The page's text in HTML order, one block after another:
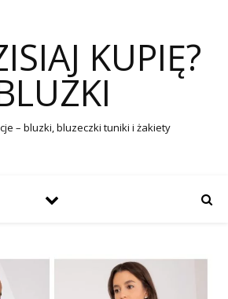
KUPIĘ?
– bluzki, bluzeczki tuniki i żakiety